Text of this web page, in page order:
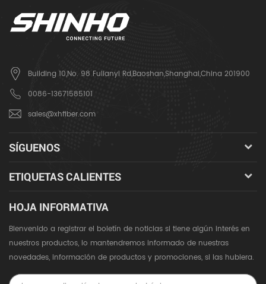
Building 10,No. 98 Fulianyi Rd,Baoshan,Shanghai,China 201900
0086-13671585101
sales@xhfiber.com
SÍGUENOS
ETIQUETAS CALIENTES
HOJA INFORMATIVA
Bienvenido a registrar el boletín de noticias si tiene algún interés en
nuestros productos, lo mantendremos informado de nuestras
novedades, información de productos y promociones, si las hubiera.